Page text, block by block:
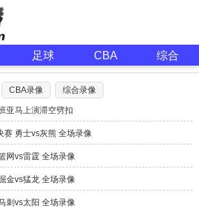
足球 CBA 综合
CBA录像 综合录像
亚马上演滞空劈扣
赛 勇士vs灰熊 全场录像
网vs雷霆 全场录像
金vs猛龙 全场录像
刺vs太阳 全场录像